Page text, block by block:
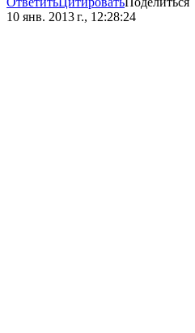
10 янв. 2013 г., 12:28:24